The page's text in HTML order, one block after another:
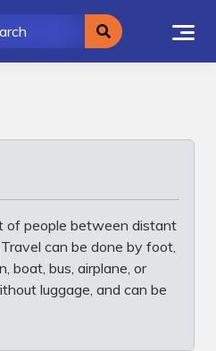
of people between distant
can be done by foot,
boat, bus, airplane, or
luggage, and can be